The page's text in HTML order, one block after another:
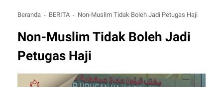
Beranda BERITA Non-Muslim Tidak Boleh Jadi Petugas Haji
Non-Muslim Tidak Boleh Jadi
Petugas Haji